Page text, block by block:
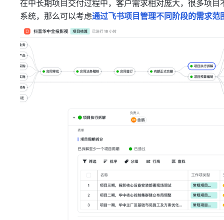
在中长期项目交付过程中，客户需求相对庞大，很多项
系统，那么可以考虑通过飞书项目管理不同阶段的需求范